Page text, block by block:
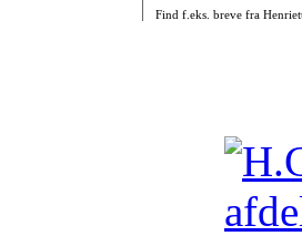
Find f.eks. breve fra